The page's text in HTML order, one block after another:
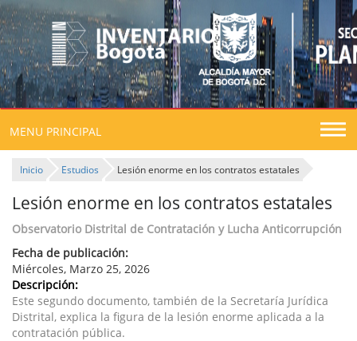
MENU PRINCIPAL
Inicio Estudios Lesión enorme en los contratos estatales
Lesión enorme en los contratos estatales
Observatorio Distrital de Contratación y Lucha Anticorrupción
Fecha de publicación:
Miércoles, Marzo 25, 2026
Descripción:
Este segundo documento, también de la Secretaría Jurídica
Distrital, explica la figura de la lesión enorme aplicada a la
contratación pública.